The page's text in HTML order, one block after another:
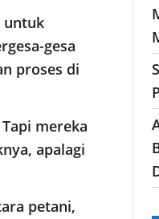
untuk
gesa
proses di
mereka
apalagi
petani,